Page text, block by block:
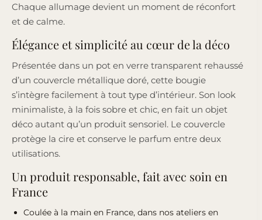
Chaque allumage devient un moment de réconfort
et de calme.
Élégance et simplicité au cœur de la déco
Présentée dans un pot en verre transparent rehaussé
d’un couvercle métallique doré, cette bougie
s’intègre facilement à tout type d’intérieur. Son look
minimaliste, à la fois sobre et chic, en fait un objet
déco autant qu’un produit sensoriel. Le couvercle
protège la cire et conserve le parfum entre deux
utilisations.
Un produit responsable, fait avec soin en
France
Coulée à la main en France, dans nos ateliers en